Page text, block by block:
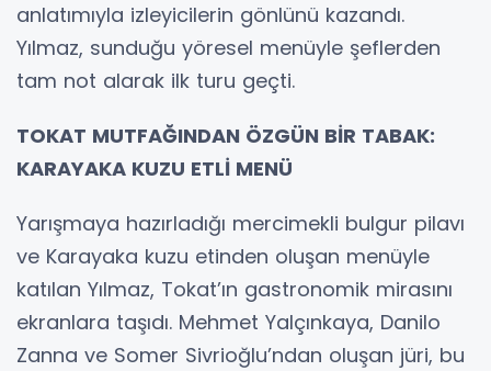
anlatımıyla izleyicilerin gönlünü kazandı.
Yılmaz, sunduğu yöresel menüyle şeflerden
tam not alarak ilk turu geçti.
TOKAT MUTFAĞINDAN ÖZGÜN BİR TABAK:
KARAYAKA KUZU ETLİ MENÜ
Yarışmaya hazırladığı mercimekli bulgur pilavı
ve Karayaka kuzu etinden oluşan menüyle
katılan Yılmaz, Tokat’ın gastronomik mirasını
ekranlara taşıdı. Mehmet Yalçınkaya, Danilo
Zanna ve Somer Sivrioğlu’ndan oluşan jüri, bu